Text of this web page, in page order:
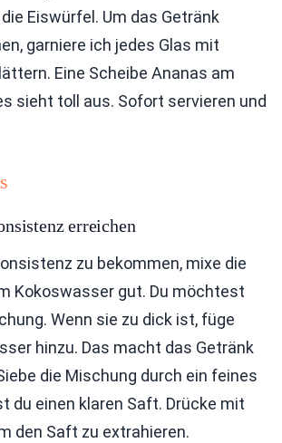
Eiswürfel. Um das Getränk
garniere ich jedes Glas mit
Eine Scheibe Ananas am
sieht toll aus. Sofort servieren und
erreichen
zu bekommen, mixe die
Kokoswasser gut. Du möchtest
Wenn sie zu dick ist, füge
hinzu. Das macht das Getränk
die Mischung durch ein feines
du einen klaren Saft. Drücke mit
den Saft zu extrahieren.